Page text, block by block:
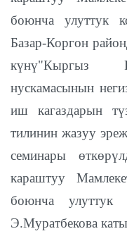
боюнча улуттук
Базар-Коргон
күнү"Кыргыз
нускамасынын
иш кагаздарын
тилинин жазуу
семинары
караштуу
боюнча улуттук
Э.Муратбекова